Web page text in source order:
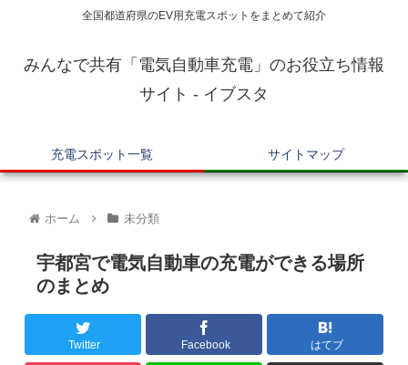
全国都道府県のEV用充電スポットをまとめて紹介
みんなで共有「電気自動車充電」のお役立ち情報
サイト - イブスタ
充電スポット一覧 サイトマップ
ホーム 未分類
宇都宮で電気自動車の充電ができる場所
のまとめ
Twitter Facebook はてブ